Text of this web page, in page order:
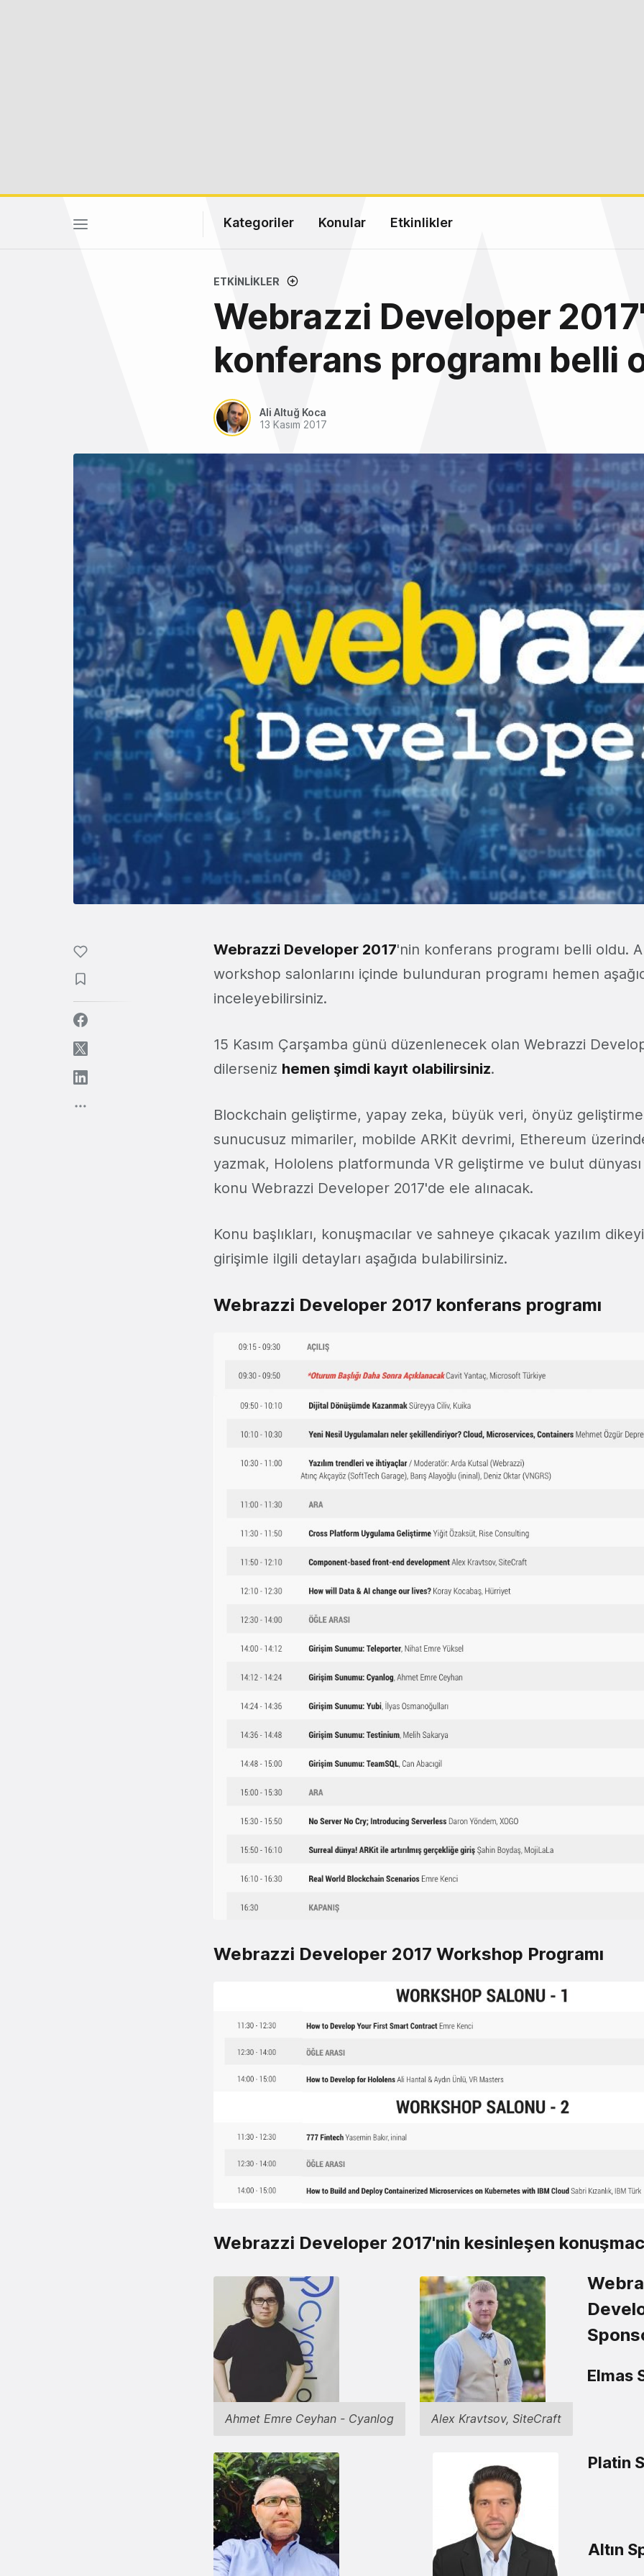
Kategoriler Konular Etkinlikler
ETKINLIKLER
Webrazzi Developer
konferans programı belli
Ali Altuğ Koca
13 Kasım 2017
Webrazzi Developer 2017'nin konferans programı belli oldu.
workshop salonlarını içinde bulunduran programı hemen
inceleyebilirsiniz.
15 Kasım Çarşamba günü düzenlenecek olan Webrazzi
dilerseniz hemen şimdi kayıt olabilirsiniz.
Blockchain geliştirme, yapay zeka, büyük veri, önyüz
sunucusuz mimariler, mobilde ARKit devrimi, Ethereum
yazmak, Hololens platformunda VR geliştirme ve bulut dünyası
konu Webrazzi Developer 2017'de ele alınacak.
Konu başlıkları, konuşmacılar ve sahneye çıkacak yazılım
girişimle ilgili detayları aşağıda bulabilirsiniz.
Webrazzi Developer 2017 konferans programı
Webrazzi Developer 2017 Workshop Programı
Webrazzi Developer 2017'nin kesinleşen
Ahmet Emre Ceyhan - Cyanlog Alex Kravtsov, SiteCraft
Elmas
Platin
Altın